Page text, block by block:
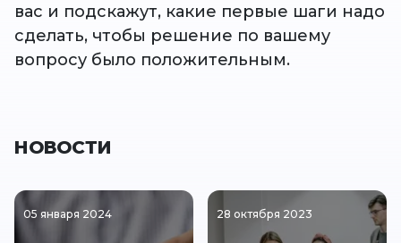
вас и подскажут, какие первые шаги надо
сделать, чтобы решение по вашему
вопросу было положительным.
НОВОСТИ
05 января 2024 28 октября 2023